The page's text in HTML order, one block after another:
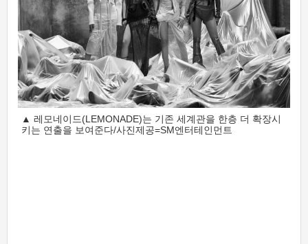
▲ 레모네이드(LEMONADE)는 기존 세계관을 한층 더 확장시
키는 연출을 보여준다/사진제공=SM엔터테인먼트